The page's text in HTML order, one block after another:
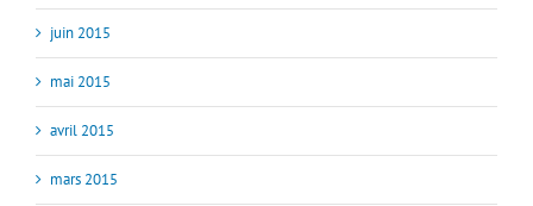
juin 2015
mai 2015
avril 2015
mars 2015